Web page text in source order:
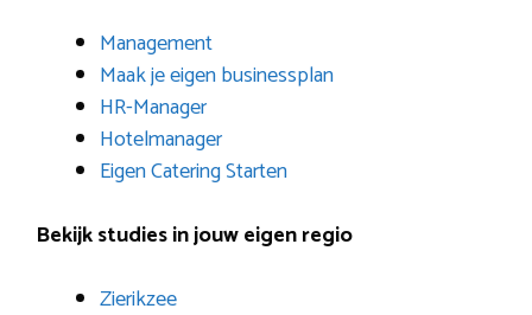
Management
Maak je eigen businessplan
HR-Manager
Hotelmanager
Eigen Catering Starten
Bekijk studies in jouw eigen regio
Zierikzee